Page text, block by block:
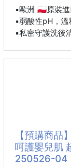
健康私密屏障🌺
💧 乳酸｜溫和
刺激🌿
🉐團購價：
🌸4款人氣香氛
A:🌿【草本薄
▪️歐洲 🇵🇱原裝
▪️弱酸性pH，溫
▪️私密守護洗後
【品項】A:鼠
【市價】
天天用也不刺
洗完是那種乾
而且味道是淡
日常使用後，私
【預購商
呵護嬰兒肌
250526-04